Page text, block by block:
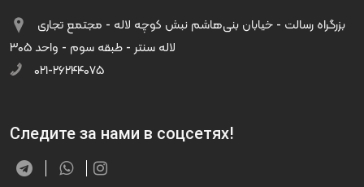
لاله سنتر - طبقه سوم - واحد ۳۰۵
۰۲۱-۲۶۲۴۴۰۷۵
Следите за нами в соцсетях!